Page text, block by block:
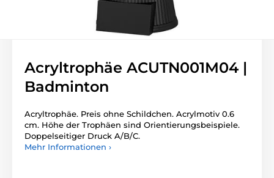
Acryltrophäe ACUTN001M04 |
Badminton
Acryltrophäe. Preis ohne Schildchen. Acrylmotiv 0.6
cm. Höhe der Trophäen sind Orientierungsbeispiele.
Doppelseitiger Druck A/B/C.
Mehr Informationen ›